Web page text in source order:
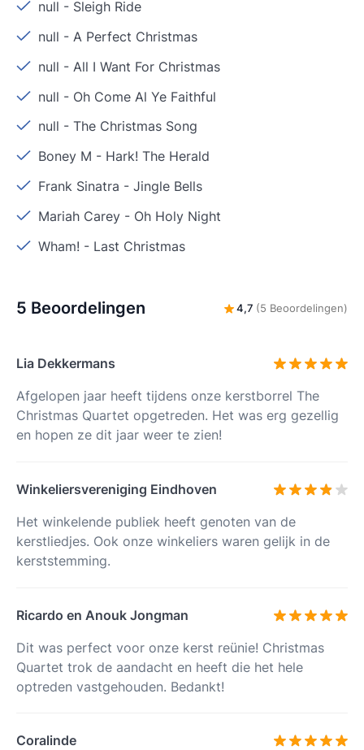
null - Sleigh Ride
null -A Perfect Christmas
null - All I Want For Christmas
null - Oh Come Al Ye Faithful
null -The Christmas Song
Boney M - Hark! The Herald
Frank Sinatra -Jingle Bells
Mariah Carey - Oh Holy Night
Wham! - Last Christmas
5 Beoordelingen 4,7 (5 Beoordelingen)
Lia Dekkermans
Afgelopen jaar heeft tijdens onze kerstborrel The
Christmas Quartet opgetreden. Het was erg gezellig
en hopen ze dit jaar weer te zien!
Winkeliersvereniging Eindhoven
Het winkelende publiek heeft genoten van de
kerstliedjes. Ook onze winkeliers waren gelijk in de
kerststemming.
Ricardo en Anouk Jongman
Dit was perfect voor onze kerst reünie! Christmas
Quartet trok de aandacht en heeft die het hele
optreden vastgehouden. Bedankt!
Coralinde